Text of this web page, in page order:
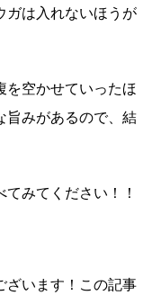
ガは入れないほうが
を空かせていったほ
旨みがあるので、結
みてください！！
ざいます！この記事